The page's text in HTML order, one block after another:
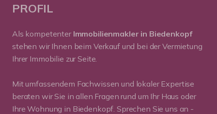
PROFIL
Als kompetenter Immobilienmakler in Biedenkopf
stehen wir Ihnen beim Verkauf und bei der Vermietung
Ihrer Immobilie zur Seite.
Mit umfassendem Fachwissen und lokaler Expertise
beraten wir Sie in allen Fragen rund um Ihr Haus oder
Ihre Wohnung in Biedenkopf. Sprechen Sie uns an -